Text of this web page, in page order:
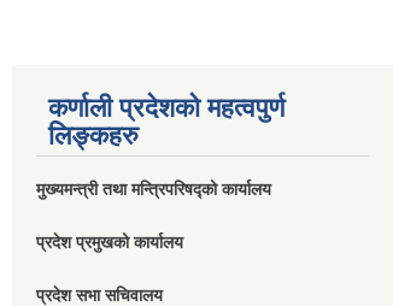
कर्णाली प्रदेशको महत्वपुर्ण
लिङ्कहरु
मुख्यमन्त्री तथा मन्त्रिपरिषद्को कार्यालय
प्रदेश प्रमुखको कार्यालय
प्रदेश सभा सचिवालय